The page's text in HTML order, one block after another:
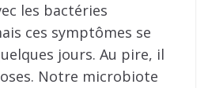
les bactéries
ces symptômes se
jours. Au pire, il
Notre microbiote